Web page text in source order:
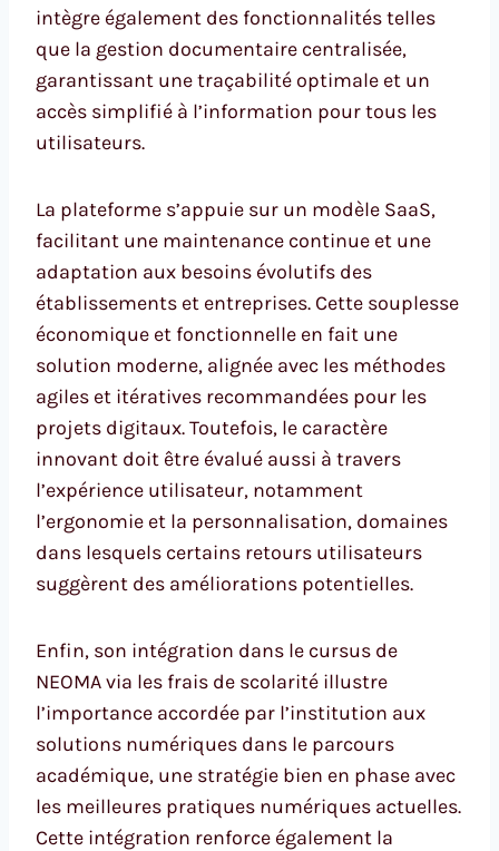
intègre également des fonctionnalités telles
que la gestion documentaire centralisée,
garantissant une traçabilité optimale et un
accès simplifié à l’information pour tous les
utilisateurs.
La plateforme s’appuie sur un modèle SaaS,
facilitant une maintenance continue et une
adaptation aux besoins évolutifs des
établissements et entreprises. Cette souplesse
économique et fonctionnelle en fait une
solution moderne, alignée avec les méthodes
agiles et itératives recommandées pour les
projets digitaux. Toutefois, le caractère
innovant doit être évalué aussi à travers
l’expérience utilisateur, notamment
l’ergonomie et la personnalisation, domaines
dans lesquels certains retours utilisateurs
suggèrent des améliorations potentielles.
Enfin, son intégration dans le cursus de
NEOMA via les frais de scolarité illustre
l’importance accordée par l’institution aux
solutions numériques dans le parcours
académique, une stratégie bien en phase avec
les meilleures pratiques numériques actuelles.
Cette intégration renforce également la